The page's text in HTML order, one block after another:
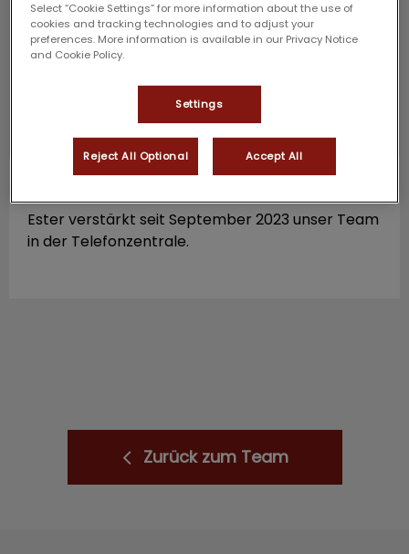
Ester verstärkt seit September 2023 unser Team
in der Telefonzentrale.
Zurück zum Team
Select “Cookie Settings” for more information about the use of
cookies and tracking technologies and to adjust your
preferences. More information is available in our Privacy Notice
and Cookie Policy.
Settings
Reject All Optional Accept All